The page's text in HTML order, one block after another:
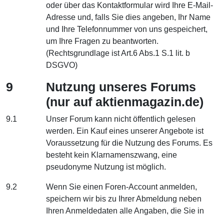
oder über das Kontaktformular wird Ihre E-Mail-
Adresse und, falls Sie dies angeben, Ihr Name
und Ihre Telefonnummer von uns gespeichert,
um Ihre Fragen zu beantworten.
(Rechtsgrundlage ist Art.6 Abs.1 S.1 lit. b
DSGVO)
9
Nutzung unseres Forums
(nur auf aktienmagazin.de)
9.1
Unser Forum kann nicht öffentlich gelesen
werden. Ein Kauf eines unserer Angebote ist
Voraussetzung für die Nutzung des Forums. Es
besteht kein Klarnamenszwang, eine
pseudonyme Nutzung ist möglich.
9.2
Wenn Sie einen Foren-Account anmelden,
speichern wir bis zu Ihrer Abmeldung neben
Ihren Anmeldedaten alle Angaben, die Sie in